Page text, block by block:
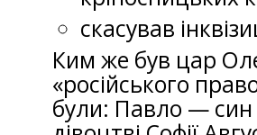
скасував
Ким же був цар
«російського
були: Павло — син